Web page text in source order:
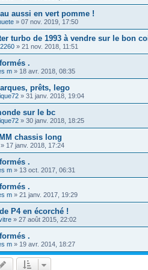
aussi en vert pomme !
» 07 nov. 2019, 17:50
turbo de 1993 à vendre sur le bon
» 21 nov. 2018, 11:51
.
m » 18 avr. 2018, 08:35
prêts, lego
» 31 janv. 2018, 19:04
sur le bc
» 30 janv. 2018, 18:25
chassis long
» 17 janv. 2018, 17:24
.
m » 13 oct. 2017, 06:31
.
m » 21 janv. 2017, 19:29
P4 en écorché !
» 27 août 2015, 22:02
.
m » 19 avr. 2014, 18:27